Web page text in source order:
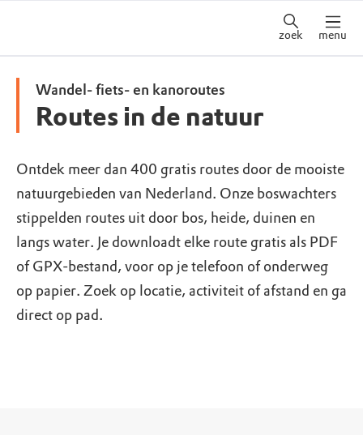
zoek menu
Wandel- fiets- en kanoroutes
Routes in de natuur
Ontdek meer dan 400 gratis routes door de mooiste
natuurgebieden van Nederland. Onze boswachters
stippelden routes uit door bos, heide, duinen en
langs water. Je downloadt elke route gratis als PDF
of GPX-bestand, voor op je telefoon of onderweg
op papier. Zoek op locatie, activiteit of afstand en ga
direct op pad.